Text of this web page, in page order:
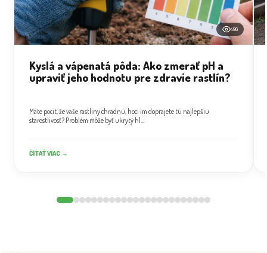
496
Kyslá a vápenatá pôda: Ako zmerať pH a
upraviť jeho hodnotu pre zdravie rastlín?
Máte pocit, že vaše rastliny chradnú, hoci im doprajete tú najlepšiu
starostlivosť? Problém môže byť ukrytý hl...
ČÍTAŤ VIAC →